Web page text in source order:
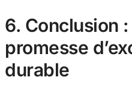
6. Conclusion
promesse
durable